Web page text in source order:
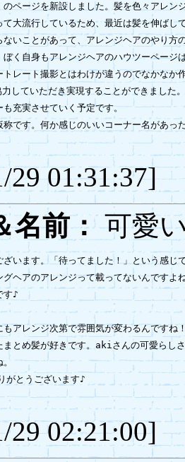
ページを新設しました。髪を色々アレン
大流行しているため、最近は髪を伸ばし
ないことがあって、アレンジヘアのやり方
ぼく自身もアレンジヘアのハウツーページ
トレート撮影とはわけが違うのでなかなか
していただき実現することができました
充実させていく予定です。
です。何か感じのいいコーナー名があっ
29 01:31:37]
名前：可
ざいます。「待ってました！」という感じ
ヘアのアレンジって載ってないんですよ
す♪
アレンジ次第で雰囲気が変わるんですね
まとめ髪が好きです。akiさんの可愛らし
とうございます♪
29 02:21:00]